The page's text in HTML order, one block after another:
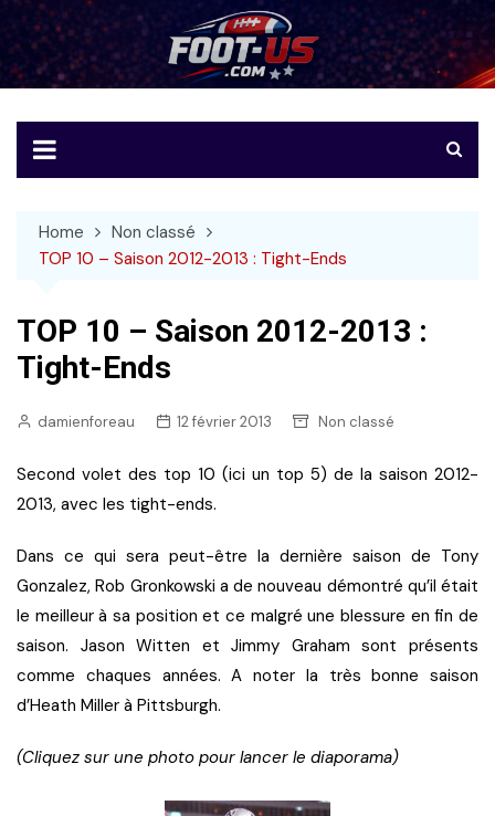
to
content
Foot-US
Le football américain en français
Home
Non classé
TOP 10 – Saison 2012-2013 : Tight-Ends
TOP 10 – Saison 2012-2013 :
Tight-Ends
damienforeau 12 février 2013 Non classé
Second volet des top 10 (ici un top 5) de la saison 2012-
2013, avec les tight-ends.
Dans ce qui sera peut-être la dernière saison de Tony
Gonzalez, Rob Gronkowski a de nouveau démontré qu’il était
le meilleur à sa position et ce malgré une blessure en fin de
saison. Jason Witten et Jimmy Graham sont présents
comme chaques années. A noter la très bonne saison
d’Heath Miller à Pittsburgh.
(Cliquez sur une photo pour lancer le diaporama)